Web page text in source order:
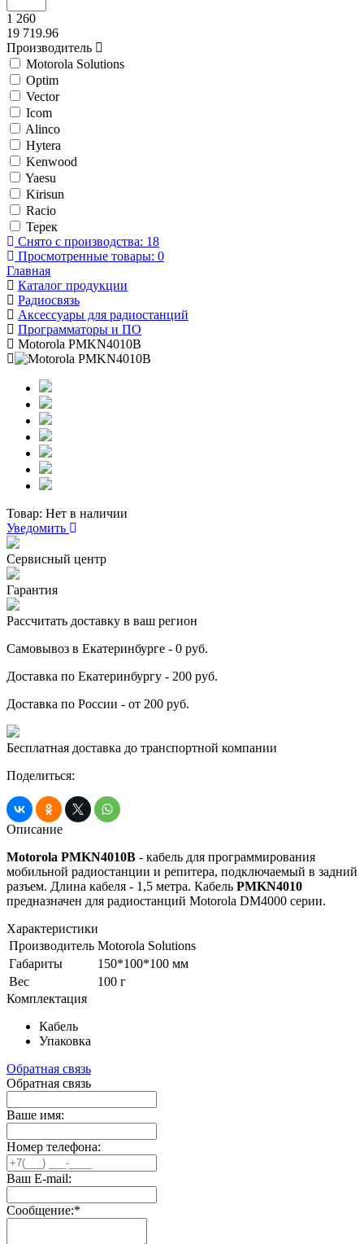
1 260
19 719.96
Производитель
Motorola Solutions
Optim
Vector
Icom
Alinco
Hytera
Kenwood
Yaesu
Kirisun
Racio
Терек
Снято с производства: 18
Просмотренные товары: 0
Главная
Каталог продукции
Радиосвязь
Аксессуары для радиостанций
Программаторы и ПО
Motorola PMKN4010B
Товар: Нет в наличии
Уведомить
Сервисный центр
Гарантия
Рассчитать доставку в ваш регион
Самовывоз в Екатеринбурге - 0 руб.
Доставка по Екатеринбургу - 200 руб.
Доставка по России - от 200 руб.
Бесплатная доставка до транспортной компании
Поделиться:
Описание
Motorola PMKN4010B - кабель для программирования
мобильной радиостанции и репитера, подключаемый в задний
разъем. Длина кабеля - 1,5 метра. Кабель PMKN4010
предназначен для радиостанций Motorola DM4000 серии.
Характеристики
Производитель Motorola Solutions
Габариты
150*100*100 мм
Вес
100 г
Комплектация
Кабель
Упаковка
Обратная связь
Обратная связь
Ваше имя:
Номер телефона:
Ваш E-mail:
Сообщение:*